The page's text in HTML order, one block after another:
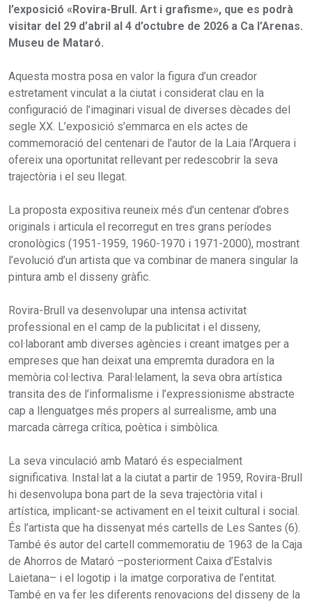
l’exposició «Rovira-Brull. Art i grafisme», que es podrà
visitar del 29 d’abril al 4 d’octubre de 2026 a Ca l’Arenas.
Museu de Mataró.
Aquesta mostra posa en valor la figura d’un creador
estretament vinculat a la ciutat i considerat clau en la
configuració de l’imaginari visual de diverses dècades del
segle XX. L’exposició s’emmarca en els actes de
commemoració del centenari de l’autor de la Laia l’Arquera i
ofereix una oportunitat rellevant per redescobrir la seva
trajectòria i el seu llegat.
La proposta expositiva reuneix més d’un centenar d’obres
originals i articula el recorregut en tres grans períodes
cronològics (1951-1959, 1960-1970 i 1971-2000), mostrant
l’evolució d’un artista que va combinar de manera singular la
pintura amb el disseny gràfic.
Rovira-Brull va desenvolupar una intensa activitat
professional en el camp de la publicitat i el disseny,
col·laborant amb diverses agències i creant imatges per a
empreses que han deixat una empremta duradora en la
memòria col·lectiva. Paral·lelament, la seva obra artística
transita des de l’informalisme i l’expressionisme abstracte
cap a llenguatges més propers al surrealisme, amb una
marcada càrrega crítica, poètica i simbòlica.
La seva vinculació amb Mataró és especialment
significativa. Instal·lat a la ciutat a partir de 1959, Rovira-Brull
hi desenvolupa bona part de la seva trajectòria vital i
artística, implicant-se activament en el teixit cultural i social.
És l’artista que ha dissenyat més cartells de Les Santes (6).
També és autor del cartell commemoratiu de 1963 de la Caja
de Ahorros de Mataró –posteriorment Caixa d’Estalvis
Laietana– i el logotip i la imatge corporativa de l’entitat.
També en va fer les diferents renovacions del disseny de la